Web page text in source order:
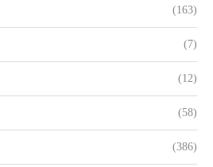
(163)
(7)
(12)
(58)
(386)